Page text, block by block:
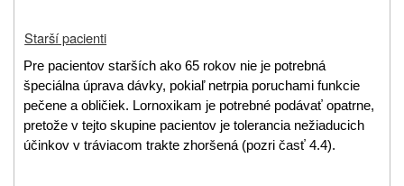
Starší pacienti
Pre pacientov starších ako 65 rokov nie je potrebná
špeciálna úprava dávky, pokiaľ netrpia poruchami funkcie
pečene a obličiek. Lornoxikam je potrebné podávať opatrne,
pretože v tejto skupine pacientov je tolerancia nežiaducich
účinkov v tráviacom trakte zhoršená (pozri časť 4.4).